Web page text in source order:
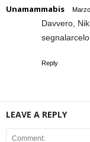
Unamammabis
Davvero,
Reply
LEAVE A REPLY